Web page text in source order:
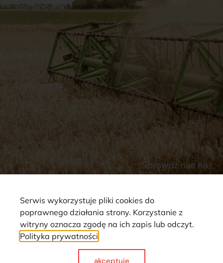
Dokumenty
Regulamin
Polityka prywatności
Reklamacje i zwroty
Dostawy
Płatności
Romanowski
Sklep internetowy
Praca
Ubezpieczenia
Sprawdź nas na
Strona wykorzystuje pliki cookie. Wszystkie prawa zastrzeżone ©
Serwis wykorzystuje pliki cookies do
poprawnego działania strony. Korzystanie z
witryny oznacza zgodę na ich zapis lub odczyt.
Polityka prywatności
akceptuje